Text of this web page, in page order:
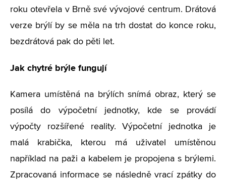
roku otevřela v Brně své vývojové centrum. Drátová
verze brýlí by se měla na trh dostat do konce roku,
bezdrátová pak do pěti let.
Jak chytré brýle fungují
Kamera umístěná na brýlích snímá obraz, který se
posílá do výpočetní jednotky, kde se provádí
výpočty rozšířené reality. Výpočetní jednotka je
malá krabička, kterou má uživatel umístěnou
například na paži a kabelem je propojena s brýlemi.
Zpracovaná informace se následně vrací zpátky do